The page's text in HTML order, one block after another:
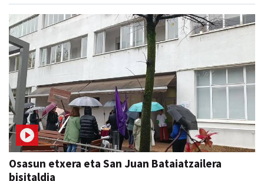
Osasun etxera eta San Juan Bataiatzailera
bisitaldia